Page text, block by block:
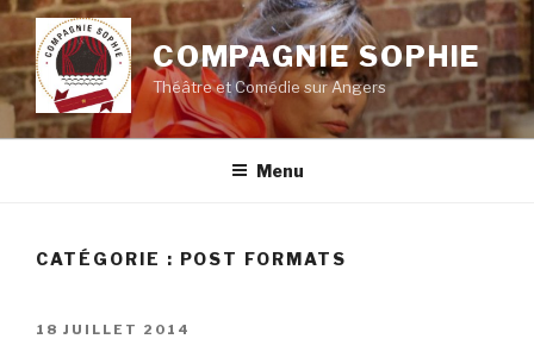
Aller
au
contenu
principal
COMPAGNIE SOPHIE
Théâtre et Comédie sur Angers
Menu
CATÉGORIE : POST FORMATS
PUBLIÉ
18 JUILLET 2014